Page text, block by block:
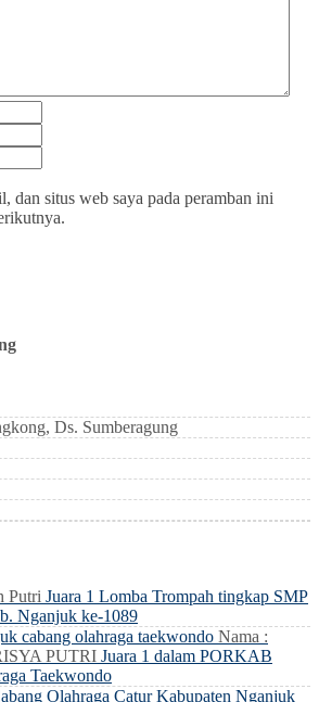
dan situs web saya pada peramban ini
Ds. Sumberagung
Putri Juara 1 Lomba Trompah tingkap SMP
Nganjuk ke-1089
Nama :
PUTRI Juara 1 dalam PORKAB
Taekwondo